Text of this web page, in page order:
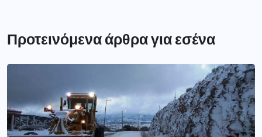
Προτεινόμενα άρθρα για εσένα